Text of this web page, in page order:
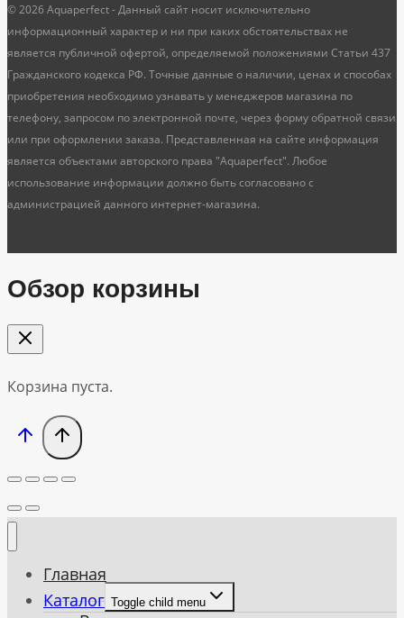
© 2026 Aquaperfect - Данный сайт носит исключительно
информационный характер и ни при каких обстоятельствах не
является публичной офертой, определяемой положениями Статьи 437
Гражданского кодекса РФ. Точные данные о наличии, ценах и способах
приобретения необходимо узнавать у менеджеров магазина по
телефону, запросом по электронной почте, через форму обратной связи
или при оформлении заказа. Представленная на сайте информация
является объектами авторского права "Aquaperfect". Любое
использование информации должно быть согласовано с
администрацией данного интернет-магазина.
Обзор корзины
Корзина пуста.
Главная
Каталог Toggle child menu